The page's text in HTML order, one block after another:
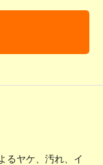
ヤケ、汚れ、イ